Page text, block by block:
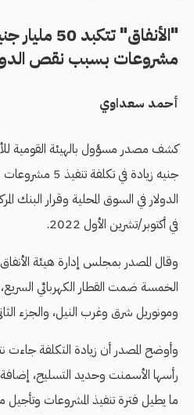
مشروعات بسبب نقص
أحمد سعداوي
جنيه زيادة في
الدولار في السوق المحلية وقرار البنك
في أكتوبر/تشرين الأول 2022.
وقال المصدر بمجلس إدارة هيئة الأنفاق
الخمسة ضمت القطار الكهربائي السريع،
ومونوريل شرق وغرب النيل، والجزء
وأوضح المصدر أن زيادة التكلفة جاءت
رأسها الأسمنت وحديد التسليح، إضافة
ما يطيل فترة تنفيذ المشروعات وتأجيل